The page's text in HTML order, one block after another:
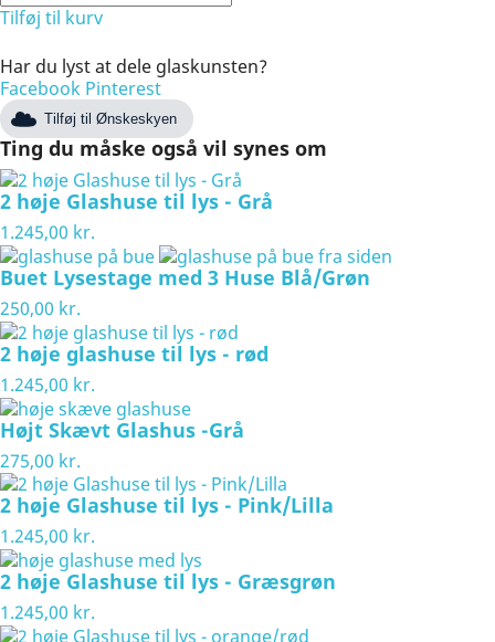
Tilføj til kurv
Har du lyst at dele glaskunsten?
Facebook Pinterest
Tilføj til Ønskeskyen
Ting du måske også vil synes om
2 høje Glashuse til lys - Grå
1.245,00 kr.
Buet Lysestage med 3 Huse Blå/Grøn
250,00 kr.
2 høje glashuse til lys - rød
1.245,00 kr.
Højt Skævt Glashus -Grå
275,00 kr.
2 høje Glashuse til lys - Pink/Lilla
1.245,00 kr.
2 høje Glashuse til lys - Græsgrøn
1.245,00 kr.